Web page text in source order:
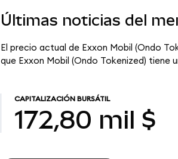
Últimas noticias del
El precio actual de Exxon Mobil (Ondo
que Exxon Mobil (Ondo Tokenized) tiene
CAPITALIZACIÓN BURSÁTIL
172,80 mil $